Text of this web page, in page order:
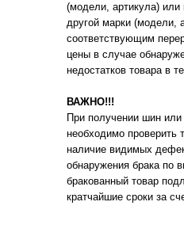
(модели, артикула) или
другой марки (модели,
соответствующим
цены в случае
недостатков товара в
ВАЖНО!!!
При получении шин
необходимо проверить
наличие видимых
обнаружения брака по
бракованный товар
кратчайшие сроки за